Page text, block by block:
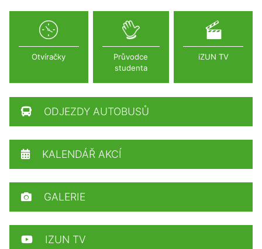
Otvíračky
Průvodce
studenta
iZUN TV
ODJEZDY AUTOBUSŮ
KALENDÁŘ AKCÍ
GALERIE
IZUN TV